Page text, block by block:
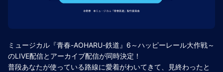
ミュージカル『青春-AOHARU-鉄道』6～ハッピーレール大作戦～
のLIVE配信とアーカイブ配信が同時決定！
普段あなたが使っている路線に愛着がわいてきて、見終わったと